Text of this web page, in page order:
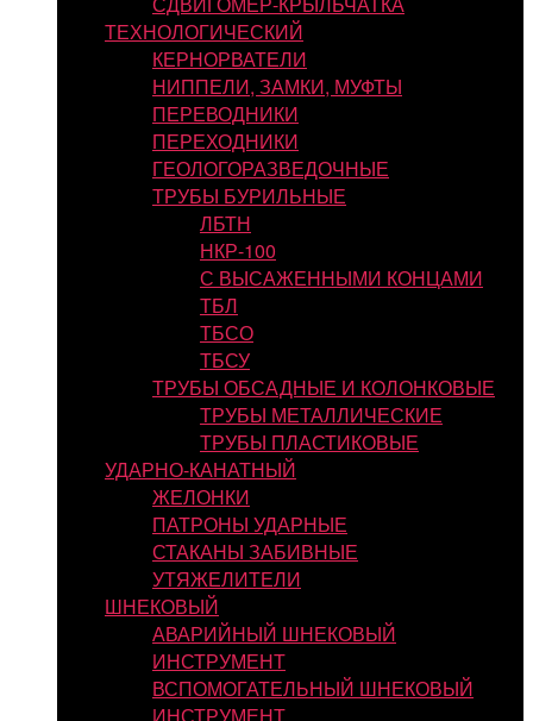
ТЕХНОЛОГИЧЕСКИЙ
КЕРНОРВАТЕЛИ
НИППЕЛИ, ЗАМКИ, МУФТЫ
ПЕРЕВОДНИКИ
ПЕРЕХОДНИКИ
ГЕОЛОГОРАЗВЕДОЧНЫЕ
ТРУБЫ БУРИЛЬНЫЕ
ЛБТН
НКР-100
С ВЫСАЖЕННЫМИ КОНЦАМИ
ТБЛ
ТБСО
ТБСУ
ТРУБЫ ОБСАДНЫЕ И КОЛОНКОВЫЕ
ТРУБЫ МЕТАЛЛИЧЕСКИЕ
ТРУБЫ ПЛАСТИКОВЫЕ
УДАРНО-КАНАТНЫЙ
ЖЕЛОНКИ
ПАТРОНЫ УДАРНЫЕ
СТАКАНЫ ЗАБИВНЫЕ
УТЯЖЕЛИТЕЛИ
ШНЕКОВЫЙ
АВАРИЙНЫЙ ШНЕКОВЫЙ
ИНСТРУМЕНТ
ВСПОМОГАТЕЛЬНЫЙ ШНЕКОВЫЙ